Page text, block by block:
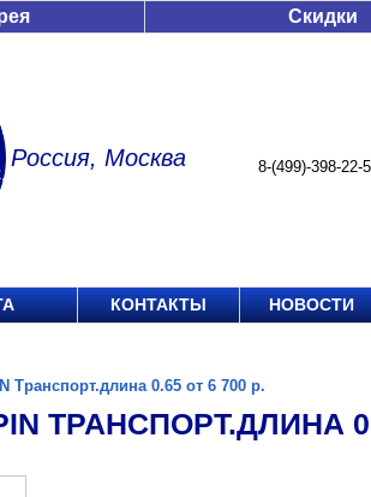
Скидки
Россия, Москва 8-(499)-398-22-
КОНТАКТЫ НОВОСТИ
Транспорт.длина 0.65 от 6 700 р.
ТРАНСПОРТ.ДЛИНА